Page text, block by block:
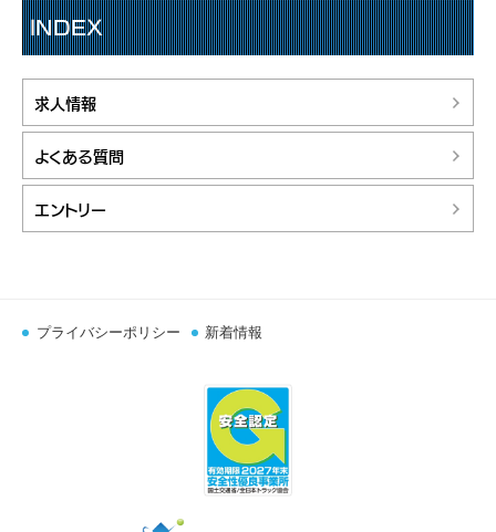
INDEX
求人情報
よくある質問
エントリー
プライバシーポリシー 新着情報